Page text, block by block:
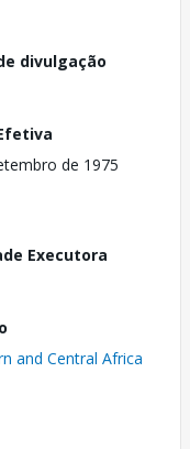
divulgação
de 1975
Executora
and Central Africa